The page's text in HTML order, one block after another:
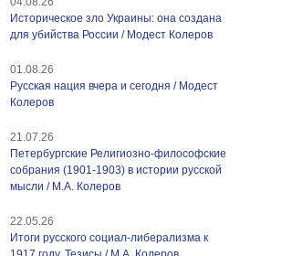
Историческое зло Украины: она создана
для убийства России / Модест Колеров
01.08.26
Русская нация вчера и сегодня / Модест
Колеров
21.07.26
Петербургские Религиозно-философские
собрания (1901-1903) в истории русской
мысли / М.А. Колеров
22.05.26
Итоги русского социал-либерализма к